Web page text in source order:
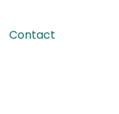
Contact